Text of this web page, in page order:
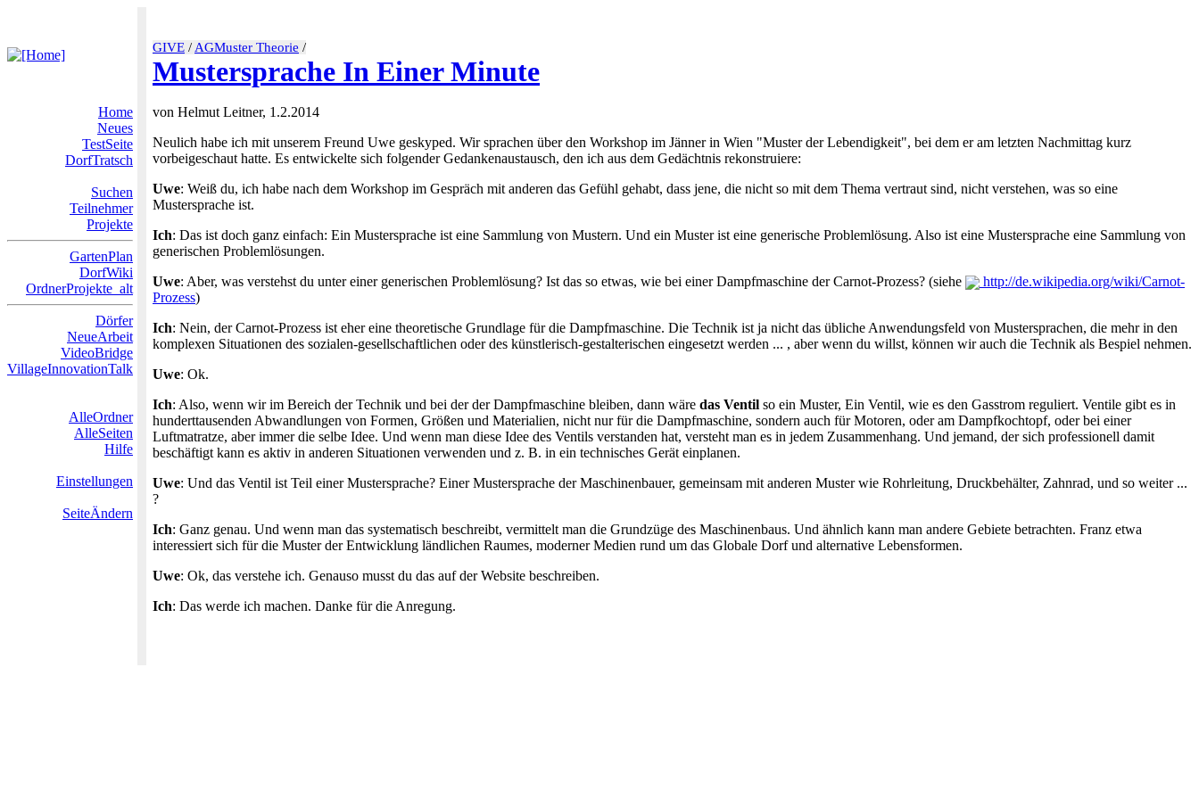
GIVE / AGMuster Theorie /
Mustersprache In Einer Minute
Home
Neues
TestSeite
DorfTratsch
Suchen
Teilnehmer
Projekte
GartenPlan
DorfWiki
OrdnerProjekte_alt
Dörfer
NeueArbeit
VideoBridge
VillageInnovationTalk
AlleOrdner
AlleSeiten
Hilfe
Einstellungen
SeiteÄndern
von Helmut Leitner, 1.2.2014
Neulich habe ich mit unserem Freund Uwe geskyped. Wir sprachen über den Workshop im Jänner in Wien "Muster der Lebendigkeit", bei dem er am letzten Nachmittag kurz
vorbeigeschaut hatte. Es entwickelte sich folgender Gedankenaustausch, den ich aus dem Gedächtnis rekonstruiere:
Uwe: Weiß du, ich habe nach dem Workshop im Gespräch mit anderen das Gefühl gehabt, dass jene, die nicht so mit dem Thema vertraut sind, nicht verstehen, was so eine
Mustersprache ist.
Ich: Das ist doch ganz einfach: Ein Mustersprache ist eine Sammlung von Mustern. Und ein Muster ist eine generische Problemlösung. Also ist eine Mustersprache eine Sammlung von
generischen Problemlösungen.
Uwe: Aber, was verstehst du unter einer generischen Problemlösung? Ist das so etwas, wie bei einer Dampfmaschine der Carnot-Prozess? (siehe
http://de.wikipedia.org/wiki/Carnot-
Prozess)
Ich: Nein, der Carnot-Prozess ist eher eine theoretische Grundlage für die Dampfmaschine. Die Technik ist ja nicht das übliche Anwendungsfeld von Mustersprachen, die mehr in den
komplexen Situationen des sozialen-gesellschaftlichen oder des künstlerisch-gestalterischen eingesetzt werden ... , aber wenn du willst, können wir auch die Technik als Bespiel nehmen.
Uwe: Ok.
Ich: Also, wenn wir im Bereich der Technik und bei der der Dampfmaschine bleiben, dann wäre das Ventil so ein Muster, Ein Ventil, wie es den Gasstrom reguliert. Ventile gibt es in
hunderttausenden Abwandlungen von Formen, Größen und Materialien, nicht nur für die Dampfmaschine, sondern auch für Motoren, oder am Dampfkochtopf, oder bei einer
Luftmatratze, aber immer die selbe Idee. Und wenn man diese Idee des Ventils verstanden hat, versteht man es in jedem Zusammenhang. Und jemand, der sich professionell damit
beschäftigt kann es aktiv in anderen Situationen verwenden und z. B. in ein technisches Gerät einplanen.
Uwe: Und das Ventil ist Teil einer Mustersprache? Einer Mustersprache der Maschinenbauer, gemeinsam mit anderen Muster wie Rohrleitung, Druckbehälter, Zahnrad, und so weiter ...
?
Ich: Ganz genau. Und wenn man das systematisch beschreibt, vermittelt man die Grundzüge des Maschinenbaus. Und ähnlich kann man andere Gebiete betrachten. Franz etwa
interessiert sich für die Muster der Entwicklung ländlichen Raumes, moderner Medien rund um das Globale Dorf und alternative Lebensformen.
Uwe: Ok, das verstehe ich. Genauso musst du das auf der Website beschreiben.
Ich: Das werde ich machen. Danke für die Anregung.